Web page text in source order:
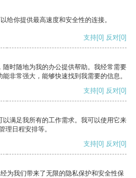
给你提供最高速度和安全性的连接。
支持[0] 反对[0]
随时随地为我的办公提供帮助。我经常需要
非常强大，能够快速找到我需要的信息。
支持[0] 反对[0]
以满足我所有的工作需求。我可以使用它来
理日程安排等。
支持[0] 反对[0]
为我们带来了无限的隐私保护和安全性保